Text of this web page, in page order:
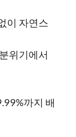
이 자연스
위기에서
까지 배